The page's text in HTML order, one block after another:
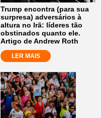
Trump encontra (para sua
surpresa) adversários à
altura no Irã: líderes tão
obstinados quanto ele.
Artigo de Andrew Roth
LER MAIS